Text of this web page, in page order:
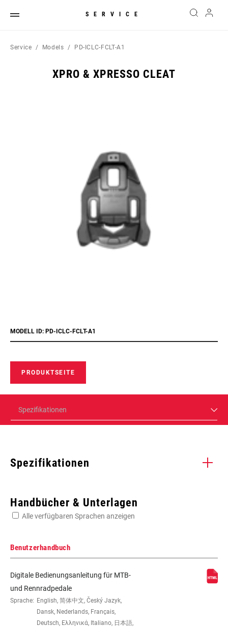
SERVICE
Service Models PD-ICLC-FCLT-A1
XPRO & XPRESSO CLEAT
MODELL ID: PD-ICLC-FCLT-A1
PRODUKTSEITE
Spezifikationen
Spezifikationen
MATERIAL (PEDALPLATTEN)
SCHRAUBENKONFIGURATION 3-bolt
Handbücher & Unterlagen
Alle verfügbaren Sprachen anzeigen
Benutzerhandbuch
Digitale Bedienungsanleitung für MTB-
und Rennradpedale
Sprache: English, 简体中文, Český Jazyk,
Dansk, Nederlands, Français,
Deutsch, Ελληνικά, Italiano, 日本語,